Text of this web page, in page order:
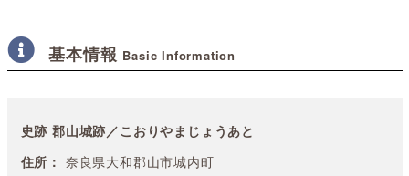
基本情報 Basic Information
史跡 郡山城跡／こおりやまじょうあと
住所： 奈良県大和郡山市城内町